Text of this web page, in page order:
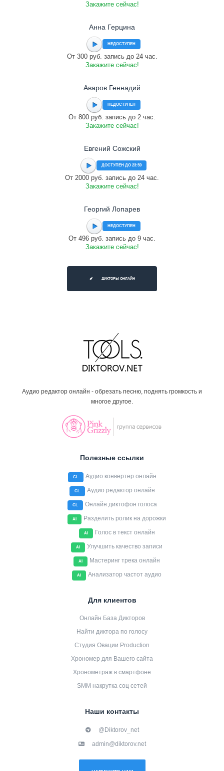
Закажите сейчас!
Анна Герцина
НЕДОСТУПЕН
От 300 руб. запись до 24 час.
Закажите сейчас!
Аваров Геннадий
НЕДОСТУПЕН
От 800 руб. запись до 2 час.
Закажите сейчас!
Евгений Сожский
ДОСТУПЕН ДО 23:59
От 2000 руб. запись до 24 час.
Закажите сейчас!
Георгий Лопарев
НЕДОСТУПЕН
От 496 руб. запись до 9 час.
Закажите сейчас!
ДИКТОРЫ ОНЛАЙН
Аудио редактор онлайн - обрезать песню, поднять громкость и
многое другое.
Полезные ссылки
CL Аудио конвертер онлайн
CL Аудио редактор онлайн
CL Онлайн диктофон голоса
AI Разделить ролик на дорожки
AI Голос в текст онлайн
AI Улучшить качество записи
AI Мастеринг трека онлайн
AI Анализатор частот аудио
Для клиентов
Онлайн База Дикторов
Найти диктора по голосу
Студия Овации Production
Хрономер для Вашего сайта
Хронометраж в смартфоне
SMM накрутка соц сетей
Наши контакты
@Diktorov_net
admin@diktorov.net